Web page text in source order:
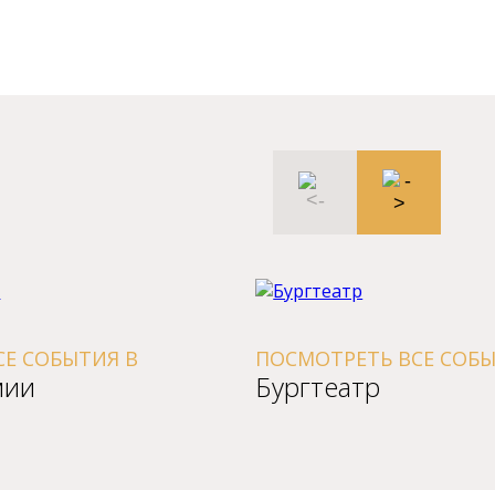
ВСЕ СОБЫТИЯ В ПОСМОТРЕТЬ
капуцинская